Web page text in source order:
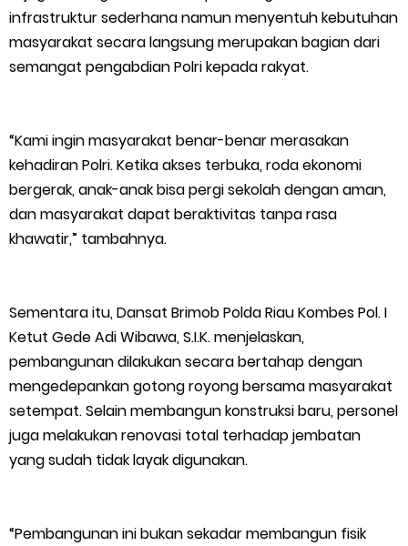
Empat ( 4 ) Orang Putra Terbaik Maju Bacalon Kades Baran
Melintang
infrastruktur sederhana namun menyentuh kebutuhan
masyarakat secara langsung merupakan bagian dari
semangat pengabdian Polri kepada rakyat.
“Kami ingin masyarakat benar-benar merasakan
kehadiran Polri. Ketika akses terbuka, roda ekonomi
bergerak, anak-anak bisa pergi sekolah dengan aman,
dan masyarakat dapat beraktivitas tanpa rasa
khawatir,” tambahnya.
Sementara itu, Dansat Brimob Polda Riau Kombes Pol. I
Ketut Gede Adi Wibawa, S.I.K. menjelaskan,
pembangunan dilakukan secara bertahap dengan
mengedepankan gotong royong bersama masyarakat
setempat. Selain membangun konstruksi baru, personel
juga melakukan renovasi total terhadap jembatan
yang sudah tidak layak digunakan.
“Pembangunan ini bukan sekadar membangun fisik